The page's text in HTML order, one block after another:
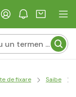
de fixare Șaibe